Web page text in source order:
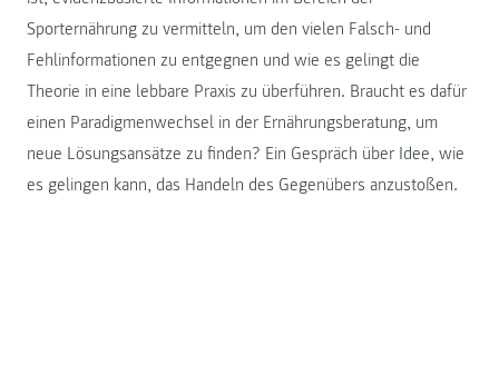
Sporternährung zu vermitteln, um den vielen Falsch- und
Fehlinformationen zu entgegnen und wie es gelingt die
Theorie in eine lebbare Praxis zu überführen. Braucht es dafür
einen Paradigmenwechsel in der Ernährungsberatung, um
neue Lösungsansätze zu finden? Ein Gespräch über Idee, wie
es gelingen kann, das Handeln des Gegenübers anzustoßen.